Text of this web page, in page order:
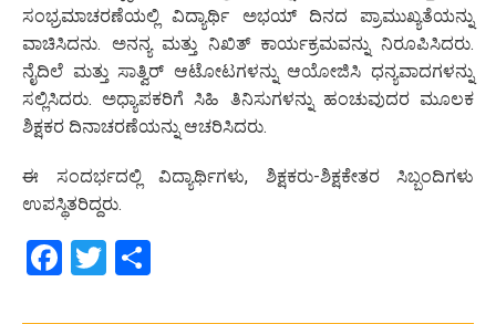
ಸಂಭ್ರಮಾಚರಣೆಯಲ್ಲಿ ವಿದ್ಯಾರ್ಥಿ ಅಭಯ್ ದಿನದ ಪ್ರಾಮುಖ್ಯತೆಯನ್ನು
ವಾಚಿಸಿದನು. ಅನನ್ಯ ಮತ್ತು ನಿಖಿತ್ ಕಾರ್ಯಕ್ರಮವನ್ನು ನಿರೂಪಿಸಿದರು.
ನೈದಿಲೆ ಮತ್ತು ಸಾತ್ವಿರ್ ಆಟೋಟಗಳನ್ನು ಆಯೋಜಿಸಿ ಧನ್ಯವಾದಗಳನ್ನು
ಸಲ್ಲಿಸಿದರು. ಅಧ್ಯಾಪಕರಿಗೆ ಸಿಹಿ ತಿನಿಸುಗಳನ್ನು ಹಂಚುವುದರ ಮೂಲಕ
ಶಿಕ್ಷಕರ ದಿನಾಚರಣೆಯನ್ನು ಆಚರಿಸಿದರು.
ಈ ಸಂದರ್ಭದಲ್ಲಿ ವಿದ್ಯಾರ್ಥಿಗಳು, ಶಿಕ್ಷಕರು-ಶಿಕ್ಷಕೇತರ ಸಿಬ್ಬಂದಿಗಳು
ಉಪಸ್ಥಿತರಿದ್ದರು.
Facebook
Twitter